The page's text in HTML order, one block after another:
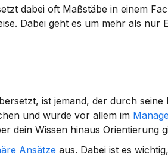
dabei oft Maßstäbe in einem
Dabei geht es um mehr als nur
ist jemand, der durch
und wurde vor allem im
dein Wissen hinaus Orientierung
Ansätze aus. Dabei ist es